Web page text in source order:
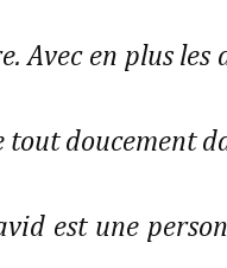
en plus les
tout doucement
est une